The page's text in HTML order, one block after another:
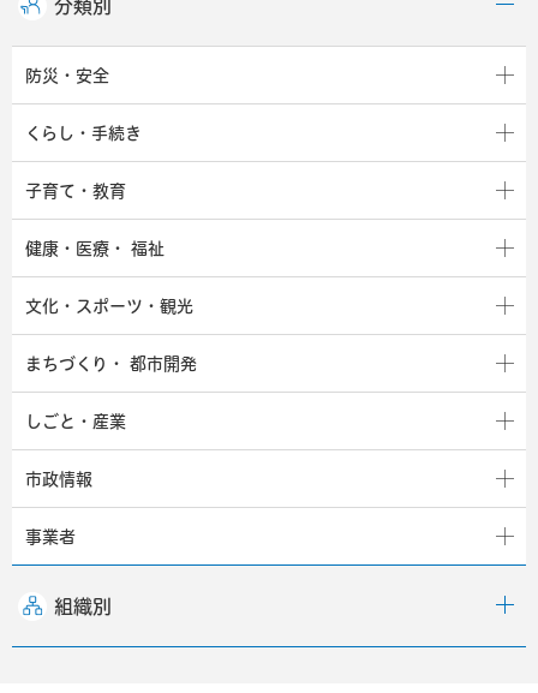
分類別
防災・安全
くらし・手続き
子育て・教育
健康・医療・ 福祉
文化・スポーツ・観光
まちづくり・ 都市開発
しごと・産業
市政情報
事業者
組織別